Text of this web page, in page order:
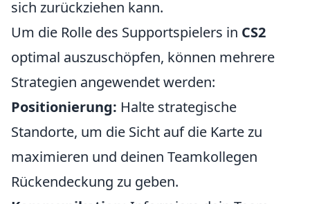
sich zurückziehen kann.
Um die Rolle des Supportspielers in CS2
optimal auszuschöpfen, können mehrere
Strategien angewendet werden:
Positionierung: Halte strategische
Standorte, um die Sicht auf die Karte zu
maximieren und deinen Teamkollegen
Rückendeckung zu geben.